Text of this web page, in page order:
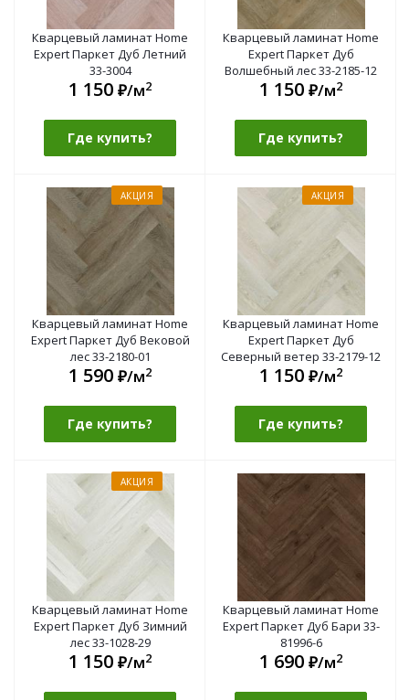
Кварцевый ламинат Home
Expert Паркет Дуб Летний
33-3004
1 150 ₽/м2
Где купить?
Кварцевый ламинат Home
Expert Паркет Дуб
Волшебный лес 33-2185-12
1 150 ₽/м2
Где купить?
АКЦИЯ
Кварцевый ламинат Home
Expert Паркет Дуб Вековой
лес 33-2180-01
1 590 ₽/м2
Где купить?
АКЦИЯ
Кварцевый ламинат Home
Expert Паркет Дуб
Северный ветер 33-2179-12
1 150 ₽/м2
Где купить?
АКЦИЯ
Кварцевый ламинат Home
Expert Паркет Дуб Зимний
лес 33-1028-29
1 150 ₽/м2
Кварцевый ламинат Home
Expert Паркет Дуб Бари 33-
81996-6
1 690 ₽/м2